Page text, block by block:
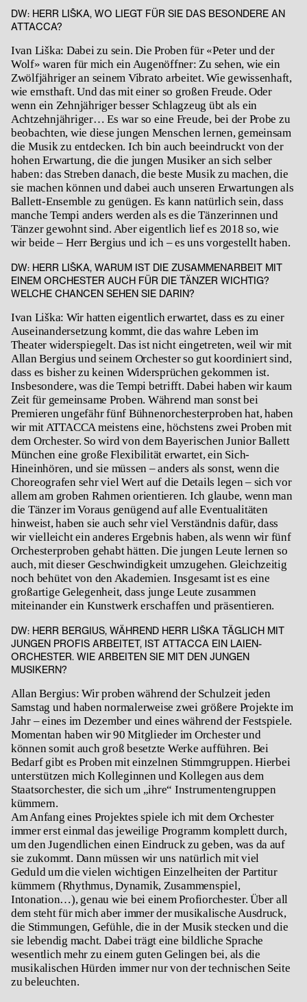
DW: HERR LIŠKA, WO LIEGT FÜR SIE DAS BESONDERE AN
ATTACCA?
Ivan Liška: Dabei zu sein. Die Proben für «Peter und der
Wolf» waren für mich ein Augenöffner: Zu sehen, wie ein
Zwölfjähriger an seinem Vibrato arbeitet. Wie gewissenhaft,
wie ernsthaft. Und das mit einer so großen Freude. Oder
wenn ein Zehnjähriger besser Schlagzeug übt als ein
Achtzehnjähriger… Es war so eine Freude, bei der Probe zu
beobachten, wie diese jungen Menschen lernen, gemeinsam
die Musik zu entdecken. Ich bin auch beeindruckt von der
hohen Erwartung, die die jungen Musiker an sich selber
haben: das Streben danach, die beste Musik zu machen, die
sie machen können und dabei auch unseren Erwartungen als
Ballett-Ensemble zu genügen. Es kann natürlich sein, dass
manche Tempi anders werden als es die Tänzerinnen und
Tänzer gewohnt sind. Aber eigentlich lief es 2018 so, wie
wir beide – Herr Bergius und ich – es uns vorgestellt haben.
DW: HERR LIŠKA, WARUM IST DIE ZUSAMMENARBEIT MIT
EINEM ORCHESTER AUCH FÜR DIE TÄNZER WICHTIG?
WELCHE CHANCEN SEHEN SIE DARIN?
Ivan Liška: Wir hatten eigentlich erwartet, dass es zu einer
Auseinandersetzung kommt, die das wahre Leben im
Theater widerspiegelt. Das ist nicht eingetreten, weil wir mit
Allan Bergius und seinem Orchester so gut koordiniert sind,
dass es bisher zu keinen Widersprüchen gekommen ist.
Insbesondere, was die Tempi betrifft. Dabei haben wir kaum
Zeit für gemeinsame Proben. Während man sonst bei
Premieren ungefähr fünf Bühnenorchesterproben hat, haben
wir mit ATTACCA meistens eine, höchstens zwei Proben mit
dem Orchester. So wird von dem Bayerischen Junior Ballett
München eine große Flexibilität erwartet, ein Sich-
Hineinhören, und sie müssen – anders als sonst, wenn die
Choreografen sehr viel Wert auf die Details legen – sich vor
allem am groben Rahmen orientieren. Ich glaube, wenn man
die Tänzer im Voraus genügend auf alle Eventualitäten
hinweist, haben sie auch sehr viel Verständnis dafür, dass
wir vielleicht ein anderes Ergebnis haben, als wenn wir fünf
Orchesterproben gehabt hätten. Die jungen Leute lernen so
auch, mit dieser Geschwindigkeit umzugehen. Gleichzeitig
noch behütet von den Akademien. Insgesamt ist es eine
großartige Gelegenheit, dass junge Leute zusammen
miteinander ein Kunstwerk erschaffen und präsentieren.
DW: HERR BERGIUS, WÄHREND HERR LIŠKA TÄGLICH MIT
JUNGEN PROFIS ARBEITET, IST ATTACCA EIN LAIEN-
ORCHESTER. WIE ARBEITEN SIE MIT DEN JUNGEN
MUSIKERN?
Allan Bergius: Wir proben während der Schulzeit jeden
Samstag und haben normalerweise zwei größere Projekte im
Jahr – eines im Dezember und eines während der Festspiele.
Momentan haben wir 90 Mitglieder im Orchester und
können somit auch groß besetzte Werke aufführen. Bei
Bedarf gibt es Proben mit einzelnen Stimmgruppen. Hierbei
unterstützen mich Kolleginnen und Kollegen aus dem
Staatsorchester, die sich um „ihre“ Instrumentengruppen
kümmern.
Am Anfang eines Projektes spiele ich mit dem Orchester
immer erst einmal das jeweilige Programm komplett durch,
um den Jugendlichen einen Eindruck zu geben, was da auf
sie zukommt. Dann müssen wir uns natürlich mit viel
Geduld um die vielen wichtigen Einzelheiten der Partitur
kümmern (Rhythmus, Dynamik, Zusammenspiel,
Intonation…), genau wie bei einem Profiorchester. Über all
dem steht für mich aber immer der musikalische Ausdruck,
die Stimmungen, Gefühle, die in der Musik stecken und die
sie lebendig macht. Dabei trägt eine bildliche Sprache
wesentlich mehr zu einem guten Gelingen bei, als die
musikalischen Hürden immer nur von der technischen Seite
zu beleuchten.